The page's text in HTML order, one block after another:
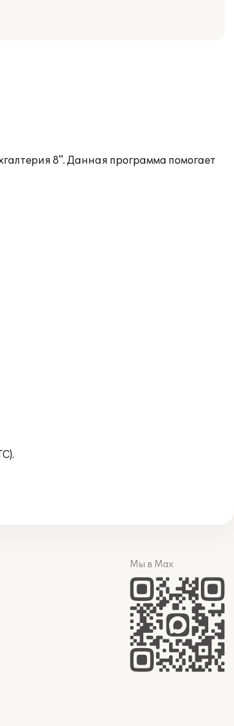
8". Данная программа помогает
Мы в Max